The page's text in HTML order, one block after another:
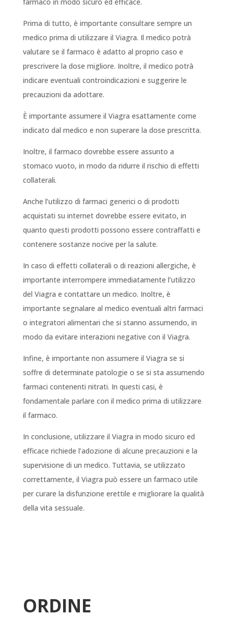
farmaco in modo sicuro ed efficace.
Prima di tutto, è importante consultare sempre un
medico prima di utilizzare il Viagra. Il medico potrà
valutare se il farmaco è adatto al proprio caso e
prescrivere la dose migliore. Inoltre, il medico potrà
indicare eventuali controindicazioni e suggerire le
precauzioni da adottare.
È importante assumere il Viagra esattamente come
indicato dal medico e non superare la dose prescritta.
Inoltre, il farmaco dovrebbe essere assunto a
stomaco vuoto, in modo da ridurre il rischio di effetti
collaterali.
Anche l’utilizzo di farmaci generici o di prodotti
acquistati su internet dovrebbe essere evitato, in
quanto questi prodotti possono essere contraffatti e
contenere sostanze nocive per la salute.
In caso di effetti collaterali o di reazioni allergiche, è
importante interrompere immediatamente l’utilizzo
del Viagra e contattare un medico. Inoltre, è
importante segnalare al medico eventuali altri farmaci
o integratori alimentari che si stanno assumendo, in
modo da evitare interazioni negative con il Viagra.
Infine, è importante non assumere il Viagra se si
soffre di determinate patologie o se si sta assumendo
farmaci contenenti nitrati. In questi casi, è
fondamentale parlare con il medico prima di utilizzare
il farmaco.
In conclusione, utilizzare il Viagra in modo sicuro ed
efficace richiede l’adozione di alcune precauzioni e la
supervisione di un medico. Tuttavia, se utilizzato
correttamente, il Viagra può essere un farmaco utile
per curare la disfunzione erettile e migliorare la qualità
della vita sessuale.
ORDINE